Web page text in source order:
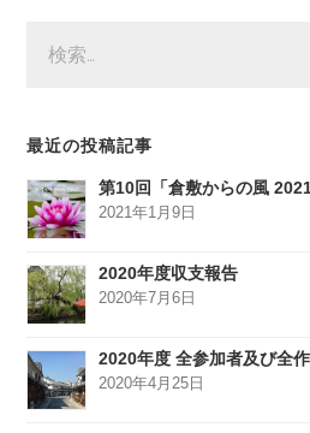
索:
最近の投稿記事
第10回「倉敷からの風
2021年1月9日
2020年度収支報告
2020年7月6日
2020年度 全参加者及び全
2020年4月25日